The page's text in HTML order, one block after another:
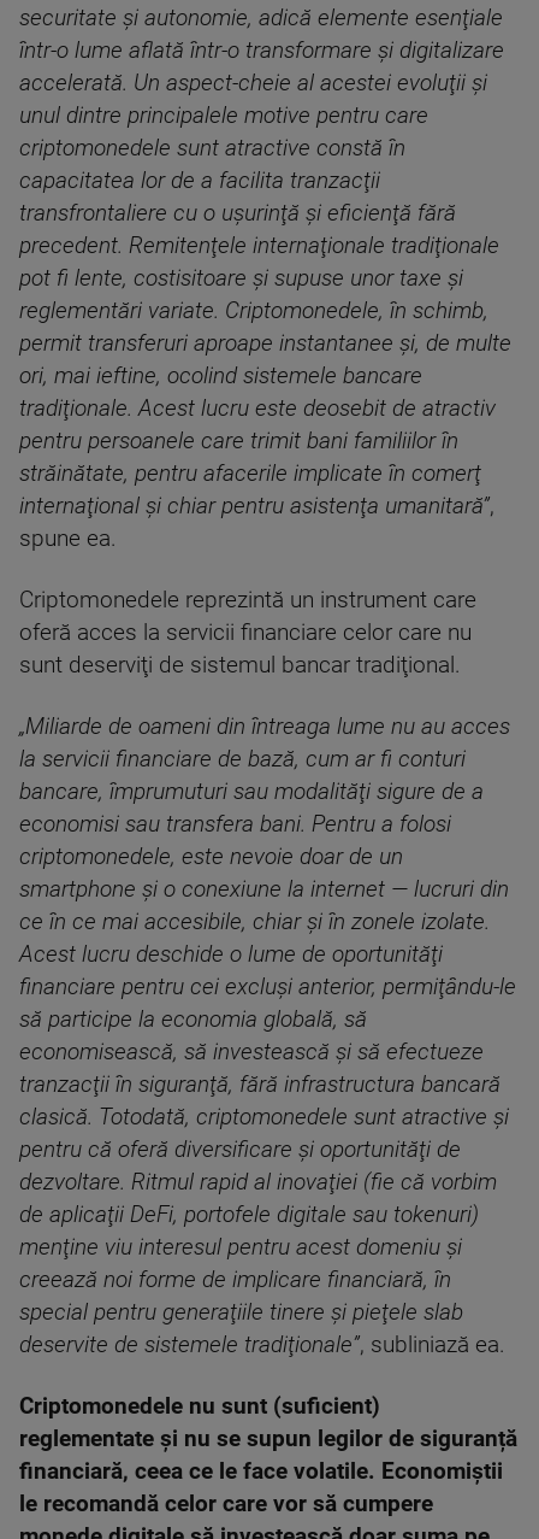
securitate şi autonomie, adică elemente esenţiale
într-o lume aflată într-o transformare şi digitalizare
accelerată. Un aspect-cheie al acestei evoluţii şi
unul dintre principalele motive pentru care
criptomonedele sunt atractive constă în
capacitatea lor de a facilita tranzacţii
transfrontaliere cu o uşurinţă şi eficienţă fără
precedent. Remitenţele internaţionale tradiţionale
pot fi lente, costisitoare şi supuse unor taxe şi
reglementări variate. Criptomonedele, în schimb,
permit transferuri aproape instantanee şi, de multe
ori, mai ieftine, ocolind sistemele bancare
tradiţionale. Acest lucru este deosebit de atractiv
pentru persoanele care trimit bani familiilor în
străinătate, pentru afacerile implicate în comerţ
internaţional şi chiar pentru asistenţa umanitară”,
spune ea.
Criptomonedele reprezintă un instrument care
oferă acces la servicii financiare celor care nu
sunt deserviţi de sistemul bancar tradiţional.
„Miliarde de oameni din întreaga lume nu au acces
la servicii financiare de bază, cum ar fi conturi
bancare, împrumuturi sau modalităţi sigure de a
economisi sau transfera bani. Pentru a folosi
criptomonedele, este nevoie doar de un
smartphone şi o conexiune la internet — lucruri din
ce în ce mai accesibile, chiar şi în zonele izolate.
Acest lucru deschide o lume de oportunităţi
financiare pentru cei excluşi anterior, permiţându-le
să participe la economia globală, să
economisească, să investească şi să efectueze
tranzacţii în siguranţă, fără infrastructura bancară
clasică. Totodată, criptomonedele sunt atractive şi
pentru că oferă diversificare şi oportunităţi de
dezvoltare. Ritmul rapid al inovaţiei (fie că vorbim
de aplicaţii DeFi, portofele digitale sau tokenuri)
menţine viu interesul pentru acest domeniu şi
creează noi forme de implicare financiară, în
special pentru generaţiile tinere şi pieţele slab
deservite de sistemele tradiţionale”, subliniază ea.
Criptomonedele nu sunt (suficient)
reglementate și nu se supun legilor de siguranță
financiară, ceea ce le face volatile. Economiștii
le recomandă celor care vor să cumpere